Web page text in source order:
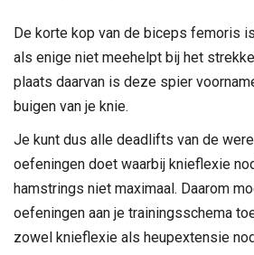
De korte kop van de biceps femoris
als enige niet meehelpt bij het
plaats daarvan is deze spier
buigen van je knie.
Je kunt dus alle deadlifts van de
oefeningen doet waarbij knieflexie
hamstrings niet maximaal. Daarom
oefeningen aan je trainingsschema
zowel knieflexie als heupextensie